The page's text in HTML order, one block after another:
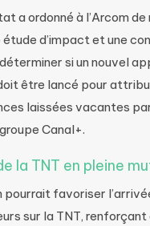
a ordonné à l’Arcom
étude d’impact et une
si un nouvel
être lancé pour
laissées vacantes
Canal+.
la TNT en pleine
favoriser
sur la TNT, renforçant